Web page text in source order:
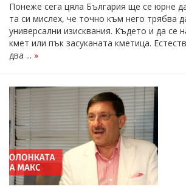
Понеже сега цяла България ще се юрне
та си мислех, че точно към него трябва
универсални изисквания. Където и да се
кмет или пък засуканата кметица.
два ... »